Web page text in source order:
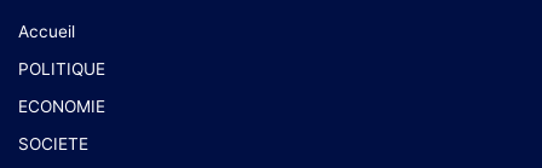
Accueil
POLITIQUE
ECONOMIE
SOCIETE